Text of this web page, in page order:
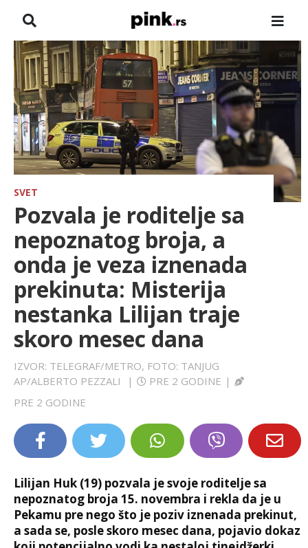
NASLOVNA
VESTI
ZADRUGA
SHOWBIZ
HRONIKA
FARMERI
SPORT
LIFESTYLE
SVET
Pozvala je roditelje sa
nepoznatog broja, a
onda je veza iznenada
prekinuta: Misterija
nestanka Lilijan traje
skoro mesec dana
IZVOR: TELEGRAF/METRO, FOTO: TANJUG
AP/ALBERTO PEZZALI
| PRE 2 GODINE |
PRE 2 GODINE
Lilijan Huk (19) pozvala je svoje roditelje sa
nepoznatog broja 15. novembra i rekla da je u
Pekamu pre nego što je poziv iznenada prekinut,
a sada se, posle skoro mesec dana, pojavio dokaz